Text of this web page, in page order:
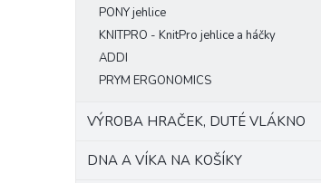
PONY jehlice
KNITPRO - KnitPro jehlice a háčky
ADDI
PRYM ERGONOMICS
VÝROBA HRAČEK, DUTÉ VLÁKNO
DNA A VÍKA NA KOŠÍKY